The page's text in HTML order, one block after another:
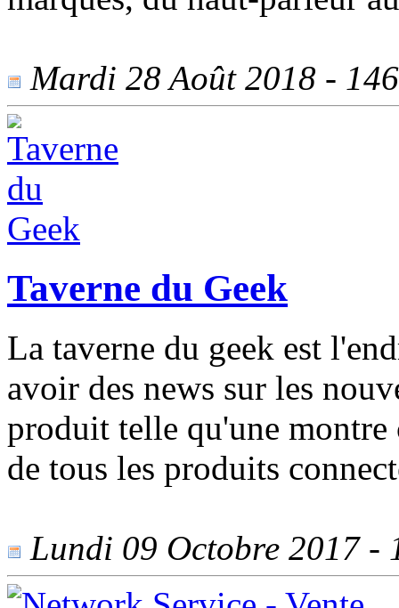
Mardi 28 Août 2018 -
Taverne du Geek
La taverne du geek est
avoir des news sur les
produit telle qu'une montre
de tous les produits
Lundi 09 Octobre 2017 -